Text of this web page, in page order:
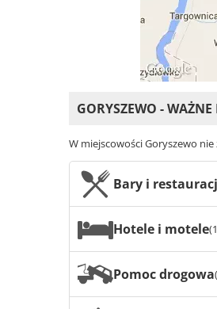
GORYSZEWO -
W miejscowości Goryszewo
Bary i
Hotele i motele
Pomoc drogowa